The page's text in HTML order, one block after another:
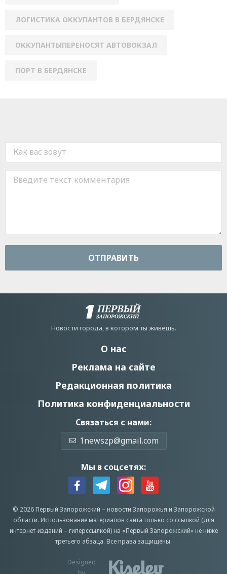
ЛОГИСТИКА ОККУПАНТОВ В БЕРДЯНСКЕ
ОККУПАНТЫПЕРЕНОСЯТ АВТОВОКЗАЛ
ПОРТ В БЕРДЯНСКЕ
ОТПРАВИТЬ
Новости города, в котором ты живешь.
О нас
Реклама на сайте
Редакционная политика
Политика конфиденциальности
Связаться с нами:
1newszp@gmail.com
Мы в соцсетях:
© 2026 Первый Запорожский – новости Запорожья и Запорожской
области. Использование материалов сайта только со ссылкой (для
интернет-изданий – гиперссылкой) на «Первый Запорожский» не ниже
третьего абзаца. Все права защищены.
Designed